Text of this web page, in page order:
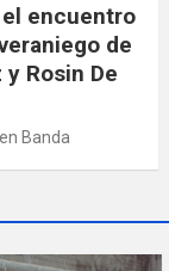
el encuentro
de
Rosin De
Banda